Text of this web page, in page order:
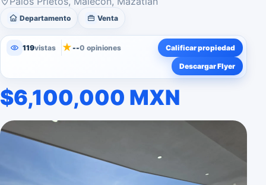
Departamento Venta
119vistas ★--0 opiniones Calificar propiedad
Descargar Flyer
$6,100,000 MXN